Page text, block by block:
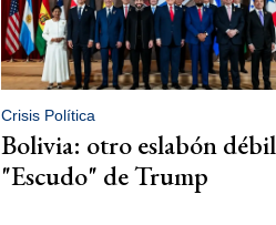
Crisis Política
Bolivia: otro eslabón
"Escudo" de Trump